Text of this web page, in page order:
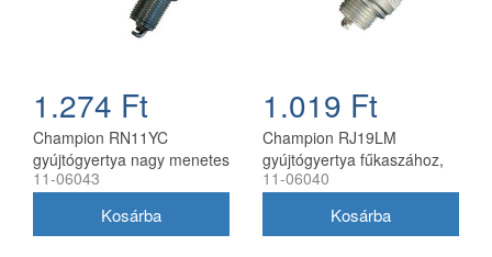
1.274 Ft
Champion RN11YC
gyújtógyertya nagy menetes
Honda GCV, GXV
11-06043
1.019 Ft
Champion RJ19LM
gyújtógyertya fűkaszához,
nagy menet, rezisztoros
11-06040